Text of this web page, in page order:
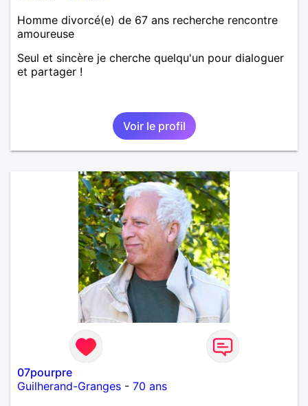
Homme divorcé(e) de 67 ans recherche rencontre
amoureuse
Seul et sincère je cherche quelqu'un pour dialoguer
et partager !
Voir le profil
07pourpre
Guilherand-Granges - 70 ans